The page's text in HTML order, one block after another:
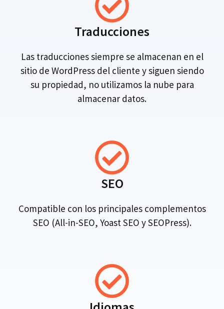
Traducciones
Las traducciones siempre se almacenan en el
sitio de WordPress del cliente y siguen siendo
su propiedad, no utilizamos la nube para
almacenar datos.
SEO
Compatible con los principales complementos
SEO (All-in-SEO, Yoast SEO y SEOPress).